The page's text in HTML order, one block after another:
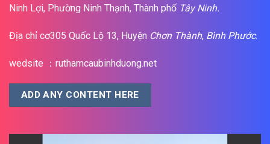
Ninh Lợi, Phường Ninh Thạnh, Thành phố Tây Ninh.
Địa chỉ cơ305 Quốc Lộ 13, Huyện Chơn Thành, Bình Phước.
wedsite ：ruthamcaubinhduong.net
ADD ANY CONTENT HERE